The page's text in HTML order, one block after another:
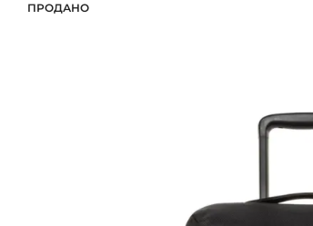
ПРОДАНО